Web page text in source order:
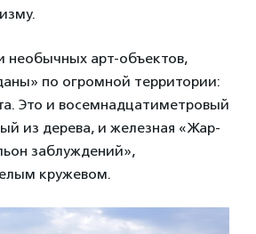
необычных арт-объектов,
по огромной территории:
Это и восемнадцатиметровый
из дерева, и железная «Жар-
заблуждений»,
кружевом.